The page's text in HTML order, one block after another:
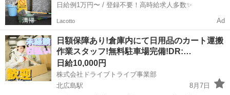
日給例1万円〜 / 登録不要！高時給求人多数✨
Lacotto Ad
日額保障あり!倉庫内にて日用品のカート運搬
作業スタッフ!無料駐車場完備!DR:…
日給10,000円
株式会社ドライブトライブ事業部
北広島駅
8月7日